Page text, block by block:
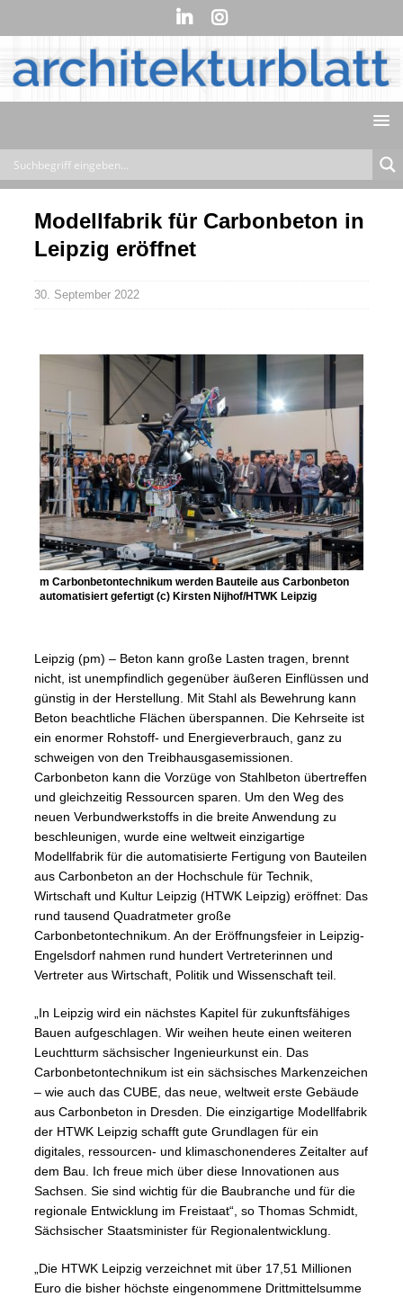
Modellfabrik für Carbonbeton in
Leipzig eröffnet
30. September 2022
m Carbonbetontechnikum werden Bauteile aus Carbonbeton
automatisiert gefertigt (c) Kirsten Nijhof/HTWK Leipzig
Leipzig (pm) – Beton kann große Lasten tragen, brennt
nicht, ist unempfindlich gegenüber äußeren Einflüssen und
günstig in der Herstellung. Mit Stahl als Bewehrung kann
Beton beachtliche Flächen überspannen. Die Kehrseite ist
ein enormer Rohstoff- und Energieverbrauch, ganz zu
schweigen von den Treibhausgasemissionen.
Carbonbeton kann die Vorzüge von Stahlbeton übertreffen
und gleichzeitig Ressourcen sparen. Um den Weg des
neuen Verbundwerkstoffs in die breite Anwendung zu
beschleunigen, wurde eine weltweit einzigartige
Modellfabrik für die automatisierte Fertigung von Bauteilen
aus Carbonbeton an der Hochschule für Technik,
Wirtschaft und Kultur Leipzig (HTWK Leipzig) eröffnet: Das
rund tausend Quadratmeter große
Carbonbetontechnikum. An der Eröffnungsfeier in Leipzig-
Engelsdorf nahmen rund hundert Vertreterinnen und
Vertreter aus Wirtschaft, Politik und Wissenschaft teil.
„In Leipzig wird ein nächstes Kapitel für zukunftsfähiges
Bauen aufgeschlagen. Wir weihen heute einen weiteren
Leuchtturm sächsischer Ingenieurkunst ein. Das
Carbonbetontechnikum ist ein sächsisches Markenzeichen
– wie auch das CUBE, das neue, weltweit erste Gebäude
aus Carbonbeton in Dresden. Die einzigartige Modellfabrik
der HTWK Leipzig schafft gute Grundlagen für ein
digitales, ressourcen- und klimaschonenderes Zeitalter auf
dem Bau. Ich freue mich über diese Innovationen aus
Sachsen. Sie sind wichtig für die Baubranche und für die
regionale Entwicklung im Freistaat“, so Thomas Schmidt,
Sächsischer Staatsminister für Regionalentwicklung.
„Die HTWK Leipzig verzeichnet mit über 17,51 Millionen
Euro die bisher höchste eingenommene Drittmittelsumme